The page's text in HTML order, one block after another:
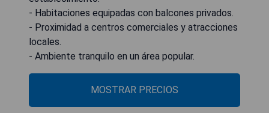
- Habitaciones equipadas con balcones privados.
- Proximidad a centros comerciales y atracciones
locales.
- Ambiente tranquilo en un área popular.
MOSTRAR PRECIOS